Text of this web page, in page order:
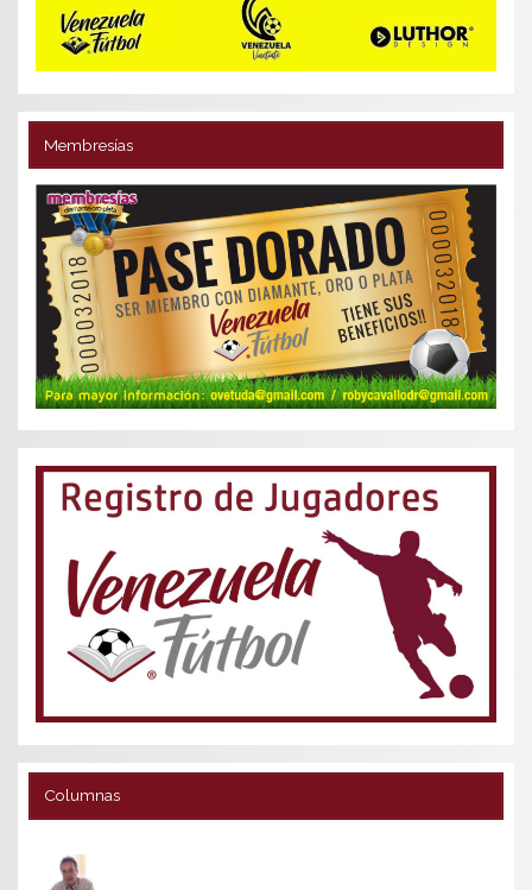
Membresías
Columnas